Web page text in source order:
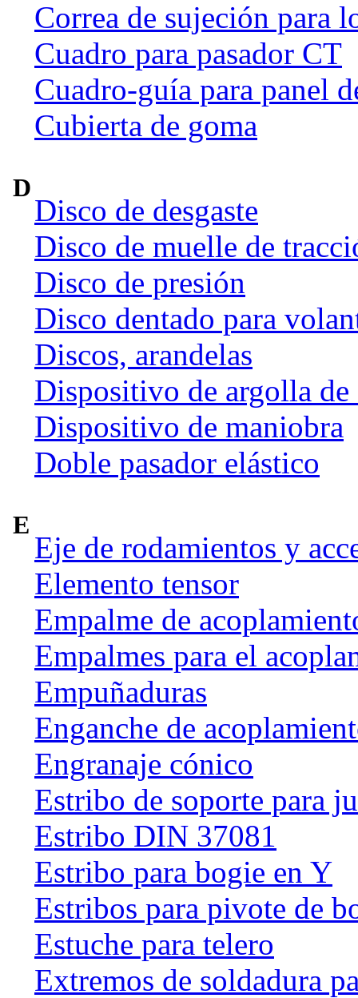
Correa de sujeción para
Cuadro para pasador CT
Cuadro-guía para panel
Cubierta de goma
D
Disco de desgaste
Disco de muelle de
Disco de presión
Disco dentado para
Discos, arandelas
Dispositivo de argolla de
Dispositivo de maniobra
Doble pasador elástico
E
Eje de rodamientos y
Elemento tensor
Empalme de
Empalmes para el
Empuñaduras
Enganche de
Engranaje cónico
Estribo de soporte para
Estribo DIN 37081
Estribo para bogie en Y
Estribos para pivote de
Estuche para telero
Extremos de soldadura